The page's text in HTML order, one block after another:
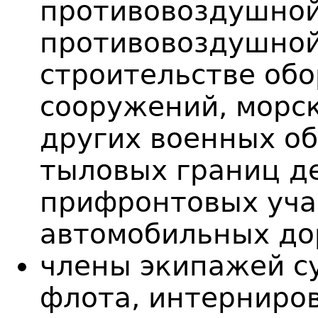
строительстве
сооружений,
других военных
тыловых границ
прифронтовых
автомобильных
члены экипажей
флота,